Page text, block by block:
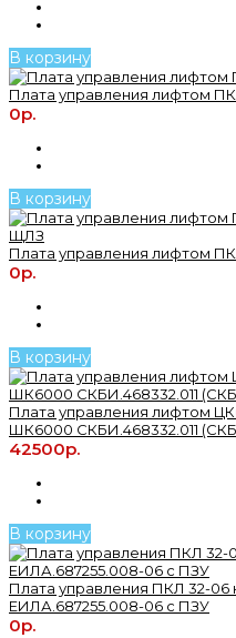
В корзину
Плата управления лифтом
0р.
В корзину
Плата управления лифтом
0р.
В корзину
Плата управления лифтом
ШК6000 СКБИ.468332.011
42500р.
В корзину
Плата управления ПКЛ 32-
ЕИЛА.687255.008-06 с ПЗУ
0р.